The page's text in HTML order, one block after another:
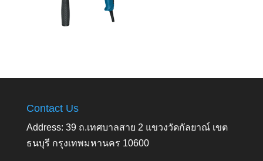
Contact Us
Address: 39 ถ.เทศบาลสาย 2 แขวงวัดกัลยาณ์ เขต
ธนบุรี กรุงเทพมหานคร 10600